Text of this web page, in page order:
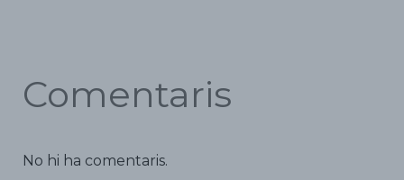
Comentaris
No hi ha comentaris.